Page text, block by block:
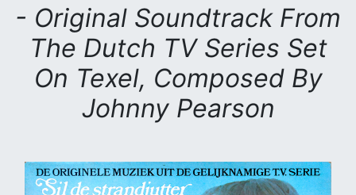
- Original Soundtrack From
The Dutch TV Series Set
On Texel, Composed By
Johnny Pearson